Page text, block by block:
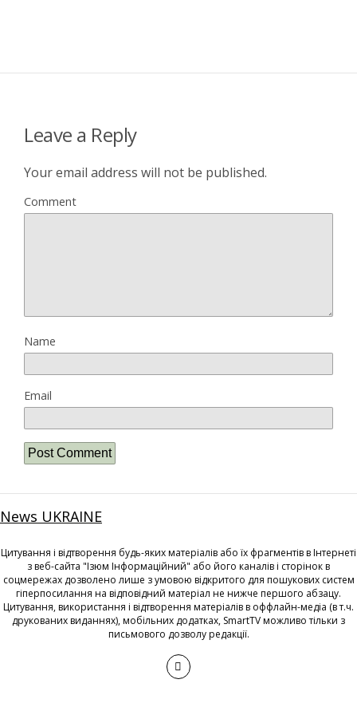
Leave a Reply
Your email address will not be published.
Comment
Name
Email
News UKRAINE
Цитування і відтворення будь-яких матеріалів або їх фрагментів в Інтернеті
з веб-сайта "Ізюм Інформаційний" або його каналів і сторінок в
соцмережах дозволено лише з умовою відкритого для пошукових систем
гіперпосилання на відповідний матеріал не нижче першого абзацу.
Цитування, використання і відтворення матеріалів в оффлайн-медіа (в т.ч.
друкованих виданнях), мобільних додатках, SmartTV можливо тільки з
письмового дозволу редакції.